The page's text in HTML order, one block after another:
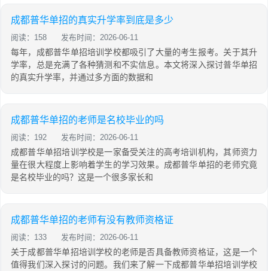
成都普华单招的真实升学率到底是多少
阅读：158 发布时间：2026-06-11
每年，成都普华单招培训学校都吸引了大量的考生报考。关于其升
学率，总是充满了各种猜测和不实信息。本文将深入探讨普华单招
的真实升学率，并通过多方面的数据和
成都普华单招的老师是名校毕业的吗
阅读：192 发布时间：2026-06-11
成都普华单招培训学校是一家备受关注的高考培训机构，其师资力
量在很大程度上影响着学生的学习效果。成都普华单招的老师究竟
是名校毕业的吗？这是一个很多家长和
成都普华单招的老师有没有教师资格证
阅读：133 发布时间：2026-06-11
关于成都普华单招培训学校的老师是否具备教师资格证，这是一个
值得我们深入探讨的问题。我们来了解一下成都普华单招培训学校